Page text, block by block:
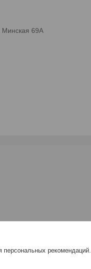
Минская 69А
рекомендаций.